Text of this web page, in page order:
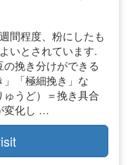
間程度、粉にしたも
いとされています.
挽き分けができる
」「極細挽き」な
うど）＝挽き具合
変化し …